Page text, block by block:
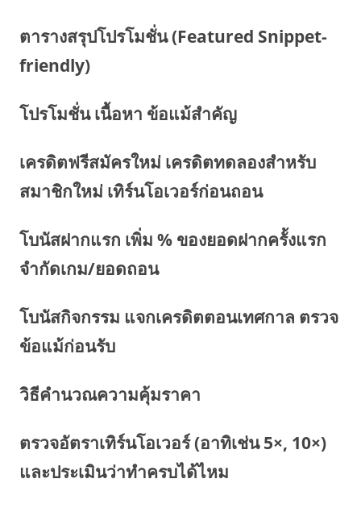
ตารางสรุปโปรโมชั่น (Featured Snippet-
friendly)
โปรโมชั่น เนื้อหา ข้อแม้สำคัญ
เครดิตฟรีสมัครใหม่ เครดิตทดลองสำหรับ
สมาชิกใหม่ เทิร์นโอเวอร์ก่อนถอน
โบนัสฝากแรก เพิ่ม % ของยอดฝากครั้งแรก
จำกัดเกม/ยอดถอน
โบนัสกิจกรรม แจกเครดิตตอนเทศกาล ตรวจ
ข้อแม้ก่อนรับ
วิธีคำนวณความคุ้มราคา
ตรวจอัตราเทิร์นโอเวอร์ (อาทิเช่น 5×, 10×)
และประเมินว่าทำครบได้ไหม